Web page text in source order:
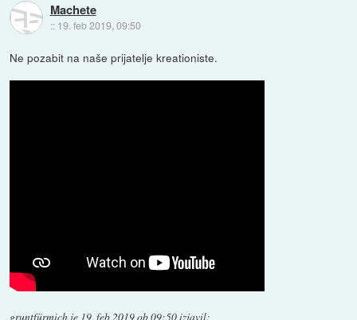
Machete
:: 19. feb 2019, 09:50
Ne pozabit na naše prijatelje kreationiste.
gruntfürmich je 19. feb 2019 ob 09:50izjavil: